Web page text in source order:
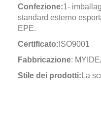
Confezione:1-
standard esterno
EPE.
Certificato: ISO9001
Fabbricazione:
Stile dei prodotti: La